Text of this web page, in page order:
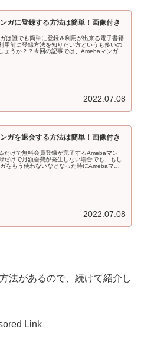
ガに登録する方法は簡単！画像付き
は誰でも簡単に登録＆利用が出来る電子書籍
用前に登録方法を知りたい方というも多いの
ょうか？？今回の記事では、Amebaマンガに
2022.07.08
ガを退会する方法は簡単！画像付き
だけで無料会員登録が完了するAmebaマン
だけで月額会費が発生しない場合でも、もし
をもう使わないなとなった時にAmebaマン
2022.07.08
法があるので、続けて紹介し
Link